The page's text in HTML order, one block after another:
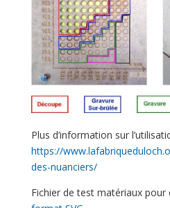
Plus d’information sur
https://
des-nuanciers/
Fichier de test matériaux pour